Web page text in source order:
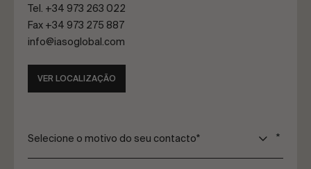
Tel. +34 973 263 022
Fax +34 973 275 887
info@iasoglobal.com
VER LOCALIZAÇÃO
Selecione o motivo do seu contacto*